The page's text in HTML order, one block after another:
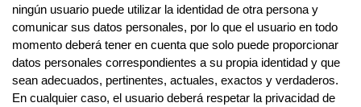
ningún usuario puede utilizar la identidad de otra persona y
comunicar sus datos personales, por lo que el usuario en todo
momento deberá tener en cuenta que solo puede proporcionar
datos personales correspondientes a su propia identidad y que
sean adecuados, pertinentes, actuales, exactos y verdaderos.
En cualquier caso, el usuario deberá respetar la privacidad de